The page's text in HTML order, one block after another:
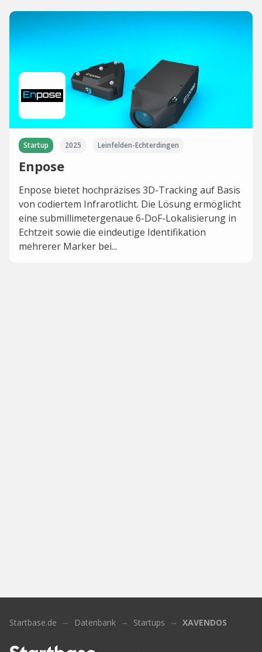
Startup 2025 Leinfelden-Echterdingen
Enpose
Enpose bietet hochpräzises 3D-Tracking auf Basis
von codiertem Infrarotlicht. Die Lösung ermöglicht
eine submillimetergenaue 6-DoF-Lokalisierung in
Echtzeit sowie die eindeutige Identifikation
mehrerer Marker bei...
Startbase.de Datenbank Startups XAVENDOS